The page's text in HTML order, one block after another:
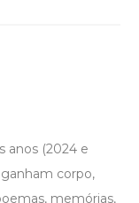
anos (2024 e
corpo,
memórias,